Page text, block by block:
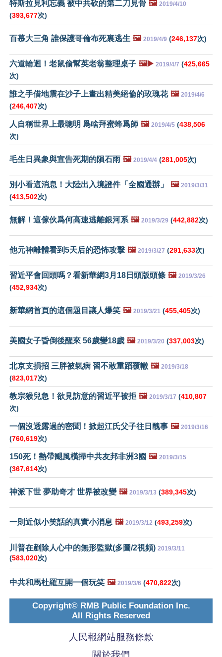
特斯拉見利忘義 被中共砍的第二刀見骨 🖼️ 2019/4/10
(393,677次)
百慕大三角 誰保護哥倫布死裏逃生 🖼️ 2019/4/9 (246,137次)
六道輪迴！老鼠偷幫英老翁整理桌子 🖼️▶️ 2019/4/7 (425,665
次)
誰之手借地震在沙子上畫出精美絕倫的玫瑰花 🖼️ 2019/4/6
(246,407次)
人自稱世界上最聰明 爲啥拜蜜蜂爲師 🖼️ 2019/4/5 (438,506
次)
毛生日異象與宣告死期的隕石雨 🖼️ 2019/4/4 (281,005次)
別小看這消息！大陸出入境證件「全國通辦」 🖼️ 2019/3/31
(413,502次)
無解！這傢伙爲何高速逃離銀河系 🖼️ 2019/3/29 (442,882次)
他元神離體看到5天后的恐怖攻擊 🖼️ 2019/3/27 (291,633次)
習近平會回頭嗎？看新華網3月18日頭版頭條 🖼️ 2019/3/26
(452,934次)
新華網首頁的這個題目讓人爆笑 🖼️ 2019/3/21 (455,405次)
美國女子昏倒後醒來 56歲變18歲 🖼️ 2019/3/20 (337,003次)
北京支損招 三胖被氣病 習不敢重蹈覆轍 🖼️ 2019/3/18
(823,017次)
教宗猴兒急！欲見訪意的習近平被拒 🖼️ 2019/3/17 (410,807
次)
一個沒透露過的密聞！掀起江氏父子往日醜事 🖼️ 2019/3/16
(760,619次)
150死！熱帶颶風橫掃中共友邦非洲3國 🖼️ 2019/3/15
(367,614次)
神派下世 夢助奇才 世界被改變 🖼️ 2019/3/13 (389,345次)
一則近似小笑話的真實小消息 🖼️ 2019/3/12 (493,259次)
川普在剷除人心中的無形監獄(多圖/2視頻) 2019/3/11
(583,020次)
中共和馬杜羅互開一個玩笑 🖼️ 2019/3/6 (470,822次)
Copyright© RMB Public Foundation Inc.
All Rights Reserved
人民報網站服務條款
關於我們